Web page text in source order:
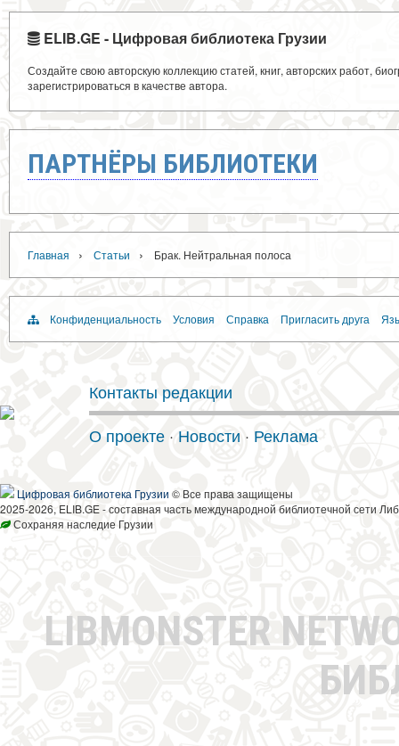
ELIB.GE - Цифровая библиотека Грузии
Создайте свою авторскую коллекцию статей, книг, авторских работ,
зарегистрироваться в качестве автора.
ПАРТНЁРЫ БИБЛИОТЕКИ
Главная › Статьи › Брак. Нейтральная полоса
Конфиденциальность Условия Справка Пригласить друга
Контакты редакции
О проекте · Новости · Реклама
Цифровая библиотека Грузии © Все права защищены
2025-2026, ELIB.GE - составная часть международной библиотечной сети
Сохраняя наследие Грузии
LIBMONSTER